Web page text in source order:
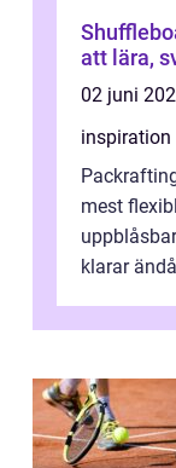
Shuffleboard
att lära,
02 juni
inspiration
mest
klarar